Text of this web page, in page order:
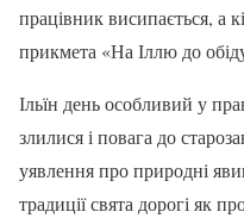
працівник висипається, а
прикмета «На Іллю до
Ільїн день особливий у
злилися і повага до
уявлення про природні
традиції свята дорогі як